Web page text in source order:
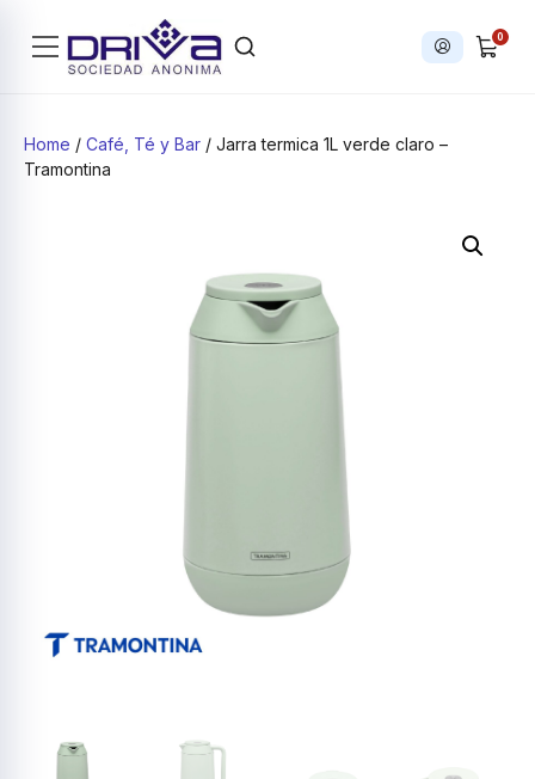
Iniciar
0
Home / Café, Té y Bar / Jarra termica 1L verde claro –
Tramontina